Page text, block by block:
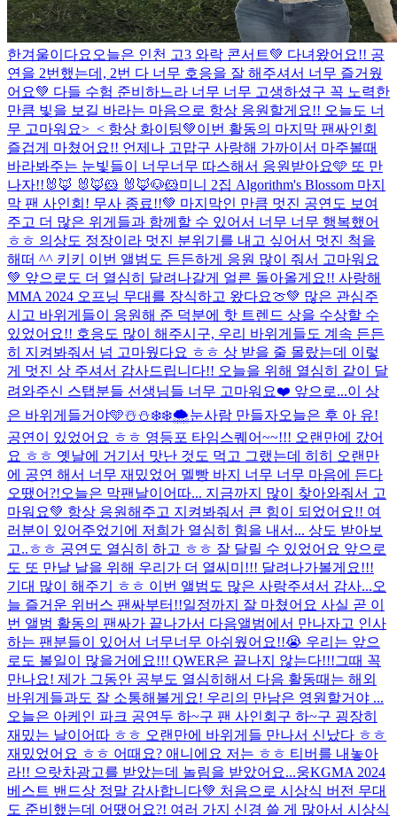
한겨울이다요 오늘은 인천 고3 와락 콘서트💚 다녀왔어요!! 공
연을 2번했는데, 2번 다 너무 호응을 잘 해주셔서 너무 즐거웠
어요💚 다들 수험 준비하느라 너무 너무 고생하셨구 꼭 노력한
만큼 빛을 보길 바라는 마음으로 항상 응원할게요!! 오늘도 너
무 고마워요>_< 항상 화이팅💚이번 활동의 마지막 팬싸인회
즐겁게 마쳤어요!! 언제나 고맙구 사랑해 가까이서 마주볼때
바라봐주는 눈빛들이 너무너무 따스해서 응원받아요🩵 또 만
나자!! 🐰🦊 🐰🦊🐹 🐰🦊🐶🐹미니 2집 Algorithm's Blossom 마지
막 팬 사인회! 무사 종료!!💚 마지막인 만큼 멋진 공연도 보여
주고 더 많은 위게들과 함께할 수 있어서 너무 너무 행복했어
ㅎㅎ 의상도 정장이라 멋진 분위기를 내고 싶어서 멋진 척을
해떠 ^^ 키키 이번 앨범도 든든하게 응원 많이 줘서 고마워요
💚 앞으로도 더 열심히 달려나갈게 얼른 돌아올게요!! 사랑해
MMA 2024 오프닝 무대를 장식하고 왔다요🍈💚 많은 관심주
시고 바위게들이 응원해 준 덕분에 핫 트렌드 상을 수상할 수
있었어요!! 호응도 많이 해주시구, 우리 바위게들도 계속 든든
히 지켜봐줘서 넘 고마웠다요 ㅎㅎ 상 받을 줄 몰랐는데 이렇
게 멋진 상 주셔서 감사드립니다!! 오늘을 위해 열심히 같이 달
려와주신 스탭분들 선생님들 너무 고마워요❤️ 앞으로...이 상
은 바위게들거야🩵☃️⛄️❄️❄️🌨️눈사람 만들자오늘은 후 아 유!
공연이 있었어요 ㅎㅎ 영등포 타임스퀘어~~!!! 오랜만에 갔어
요 ㅎㅎ 옛날에 거기서 맛난 것도 먹고 그랬는데 히히 오랜만
에 공연 해서 너무 재밌었어 멜빵 바지 너무 너무 마음에 든다
오땠어?!오늘은 막팬날이어따... 지금까지 많이 찾아와줘서 고
마워요💚 항상 응원해주고 지켜봐줘서 큰 힘이 되었어요!! 여
러분이 있어주었기에 저희가 열심히 힘을 내서... 상도 받아보
고..ㅎㅎ 공연도 열심히 하고 ㅎㅎ 잘 달릴 수 있었어요 앞으로
도 또 만날 날을 위해 우리가 더 열씨미!!! 달려나가볼게요!!!
기대 많이 해주기 ㅎㅎ 이번 앨범도 많은 사랑주셔서 감사...오
늘 즐거운 위버스 팬싸부터!!일정까지 잘 마쳤어요 사실 곧 이
번 앨범 활동의 팬싸가 끝나가서 다음앨범에서 만나자고 인사
하는 팬분들이 있어서 너무너무 아쉬웠어요!!😭 우리는 앞으
로도 볼일이 많을거에요!!! QWER은 끝나지 않는다!!!그때 꼭
만나요! 제가 그동안 공부도 열심히해서 다음 활동때는 해외
바위게들과도 잘 소통해볼게요! 우리의 만남은 영원할거야 ...
오늘은 아케인 파크 공연두 하~구 팬 사인회구 하~구 굉장히
재밌는 날이어따 ㅎㅎ 오랜만에 바위게들 만나서 신났다 ㅎㅎ
재밌었어요 ㅎㅎ 어때요? 애니에요 저는 ㅎㅎ 티버를 내놓아
라!! 으랏차광고를 받았는데 놀림을 받았어요...웅KGMA 2024
베스트 밴드상 정말 감사합니다💚 처음으로 시상식 버전 무대
도 준비했는데 어땠어요?! 여러 가지 신경 쓸 게 많아서 시상식